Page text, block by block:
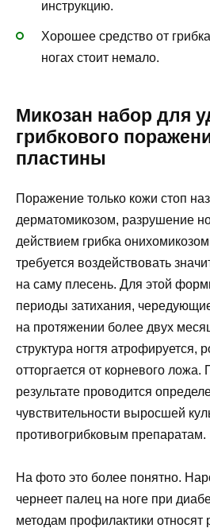
инструкцию.
Хорошее средство от
ногах стоит немало.
Микозан набор для
грибкового
пластины
Поражение только кожи стоп
дерматомикозом, разрушение
действием грибка
требуется воздействовать
на саму плесень. Для этой
периоды затихания,
на протяжении более двух
структура ногтя атрофируется,
отторгается от корневого
результате проводится
чувствительности выросшей
противогрибковым препаратам.
На фото это более понятно.
чернеет палец на ноге при
методам профилактики относят